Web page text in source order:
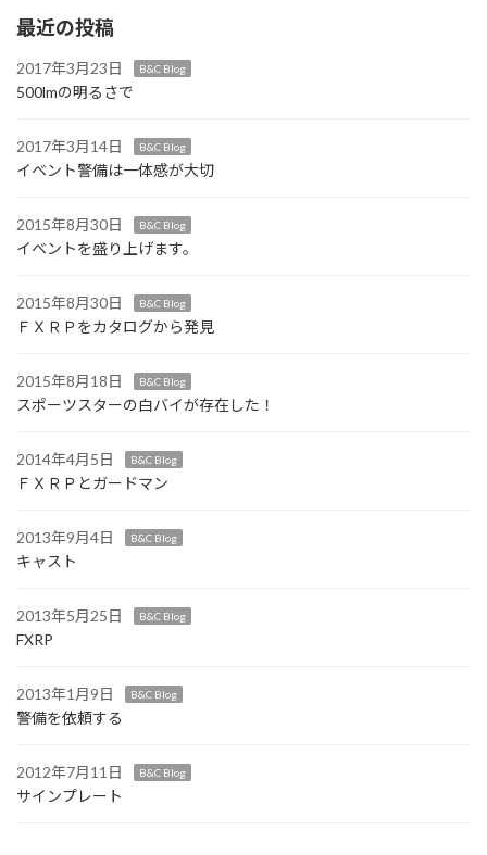
の
ペ
ジ
送
り
最近の投稿
2017年3月23日 B&C Blog
500lmの明るさで
2017年3月14日 B&C Blog
イベント警備は一体感が大切
2015年8月30日 B&C Blog
イベントを盛り上げます。
2015年8月30日 B&C Blog
ＦＸＲＰをカタログから発見
2015年8月18日 B&C Blog
スポーツスターの白バイが存在した！
2014年4月5日 B&C Blog
ＦＸＲＰとガードマン
2013年9月4日 B&C Blog
キャスト
2013年5月25日 B&C Blog
FXRP
2013年1月9日 B&C Blog
警備を依頼する
2012年7月11日 B&C Blog
サインプレート